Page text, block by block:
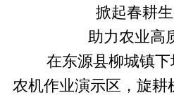
掀起春耕
助力农业高
在东源县柳城镇下
农机作业演示区，旋耕